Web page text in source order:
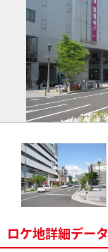
ロケ地詳細データ